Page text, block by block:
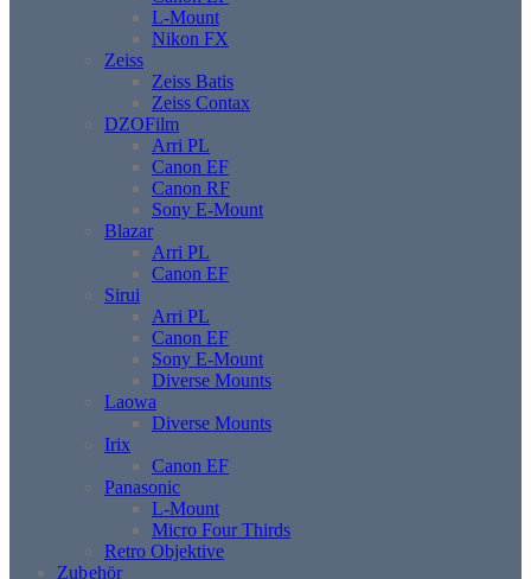
L-Mount
Nikon FX
Zeiss
Zeiss Batis
Zeiss Contax
DZOFilm
Arri PL
Canon EF
Canon RF
Sony E-Mount
Blazar
Arri PL
Canon EF
Sirui
Arri PL
Canon EF
Sony E-Mount
Diverse Mounts
Laowa
Diverse Mounts
Irix
Canon EF
Panasonic
L-Mount
Micro Four Thirds
Retro Objektive
Zubehör